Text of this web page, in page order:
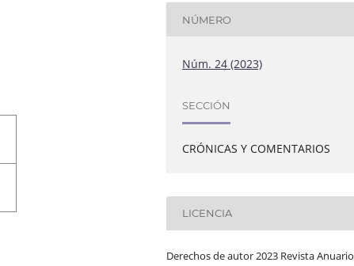
NÚMERO
Núm. 24 (2023)
SECCIÓN
CRÓNICAS Y COMENTARIOS
LICENCIA
Derechos de autor 2023 Revista Anuario